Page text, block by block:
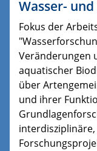
Wasser-
Fokus der
Veränderungen
aquatischer
über
und ihrer